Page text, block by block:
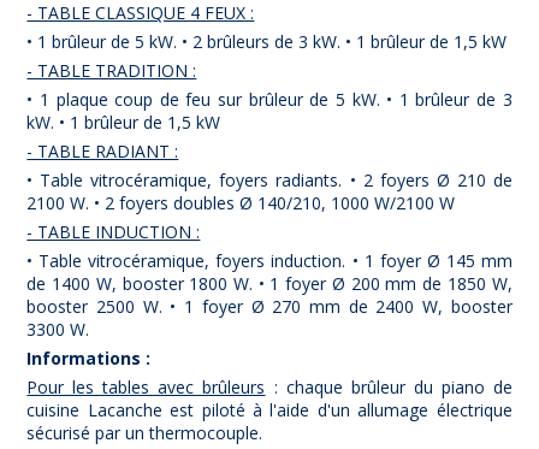
- TABLE CLASSIQUE 4 FEUX :
• 1 brûleur de 5 kW. • 2 brûleurs de 3 kW. • 1 brûleur de 1,5 kW
- TABLE TRADITION :
• 1 plaque coup de feu sur brûleur de 5 kW. • 1 brûleur de 3
kW. • 1 brûleur de 1,5 kW
- TABLE RADIANT :
• Table vitrocéramique, foyers radiants. • 2 foyers Ø 210 de
2100 W. • 2 foyers doubles Ø 140/210, 1000 W/2100 W
- TABLE INDUCTION :
• Table vitrocéramique, foyers induction. • 1 foyer Ø 145 mm
de 1400 W, booster 1800 W. • 1 foyer Ø 200 mm de 1850 W,
booster 2500 W. • 1 foyer Ø 270 mm de 2400 W, booster
3300 W.
Informations :
Pour les tables avec brûleurs : chaque brûleur du piano de
cuisine Lacanche est piloté à l'aide d'un allumage électrique
sécurisé par un thermocouple.